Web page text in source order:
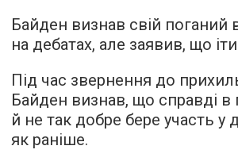
Байден визнав свій поганий
на дебатах, але заявив, що
Під час звернення до
Байден визнав, що справді в
й не так добре бере участь у
як раніше.